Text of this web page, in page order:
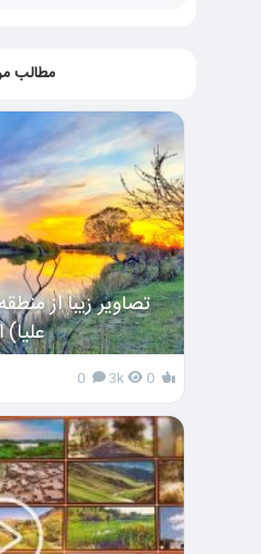
مطالب
تصاویر زیبا از
3k